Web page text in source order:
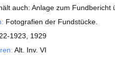
auch: Anlage zum Fundbericht
Fotografien der Fundstücke.
1923, 1929
Alt. Inv. VI